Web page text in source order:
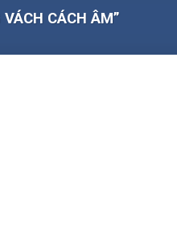
CÁCH ÂM”